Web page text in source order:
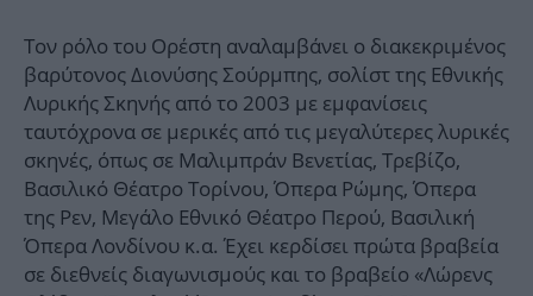
Τον ρόλο του Ορέστη αναλαμβάνει ο διακεκριμένος
βαρύτονος Διονύσης Σούρμπης, σολίστ της Εθνικής
Λυρικής Σκηνής από το 2003 με εμφανίσεις
ταυτόχρονα σε μερικές από τις μεγαλύτερες λυρικές
σκηνές, όπως σε Μαλιμπράν Βενετίας, Τρεβίζο,
Βασιλικό Θέατρο Τορίνου, Όπερα Ρώμης, Όπερα
της Ρεν, Μεγάλο Εθνικό Θέατρο Περού, Βασιλική
Όπερα Λονδίνου κ.α. Έχει κερδίσει πρώτα βραβεία
σε διεθνείς διαγωνισμούς και το βραβείο «Λώρενς